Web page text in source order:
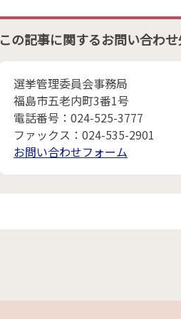
この記事に関するお問い合わ
選挙管理委員会事務局
福島市五老内町3番1号
電話番号：024-525-3777
ファックス：024-535-2901
お問い合わせフォーム